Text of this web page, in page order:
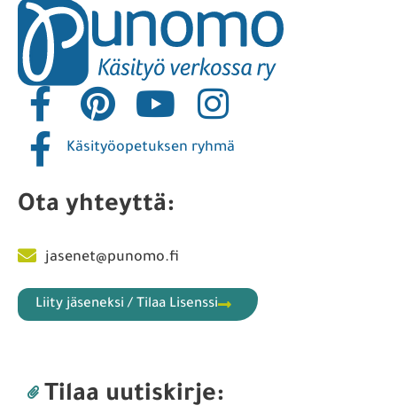
Käsityöopetuksen ryhmä
Ota yhteyttä:
jasenet@punomo.fi
Liity jäseneksi / Tilaa Lisenssi
Tilaa uutiskirje: